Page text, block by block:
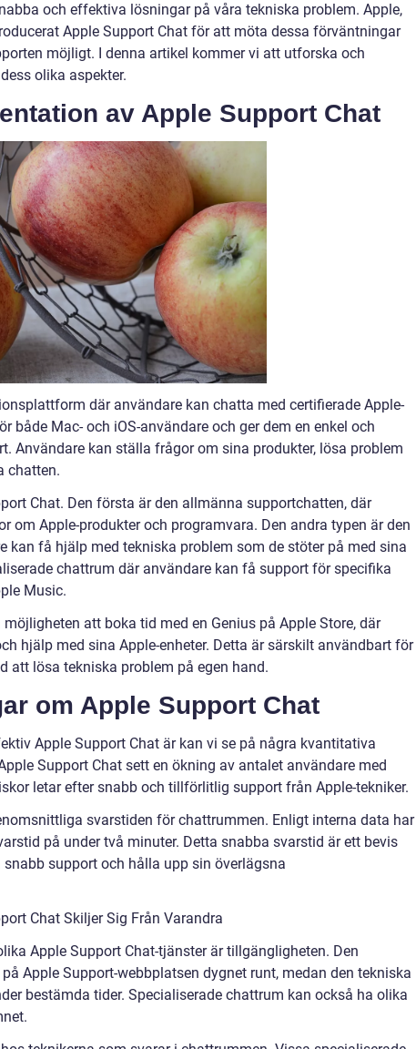
och effektiva lösningar på våra tekniska problem. Apple,
Apple Support Chat för att möta dessa förväntningar
möjligt. I denna artikel kommer vi att utforska och
olika aspekter.
av Apple Support Chat
där användare kan chatta med certifierade Apple-
både Mac- och iOS-användare och ger dem en enkel och
Användare kan ställa frågor om sina produkter, lösa problem
chatten.
Chat. Den första är den allmänna supportchatten, där
om Apple-produkter och programvara. Den andra typen är den
kan få hjälp med tekniska problem som de stöter på med sina
chattrum där användare kan få support för specifika
Music.
att boka tid med en Genius på Apple Store, där
hjälp med sina Apple-enheter. Detta är särskilt användbart för
att lösa tekniska problem på egen hand.
om Apple Support Chat
Apple Support Chat är kan vi se på några kvantitativa
Support Chat sett en ökning av antalet användare med
letar efter snabb och tillförlitlig support från Apple-tekniker.
svarstiden för chattrummen. Enligt interna data har
på under två minuter. Detta snabba svarstid är ett bevis
support och hålla upp sin överlägsna
Chat Skiljer Sig Från Varandra
Apple Support Chat-tjänster är tillgängligheten. Den
Apple Support-webbplatsen dygnet runt, medan den tekniska
bestämda tider. Specialiserade chattrum kan också ha olika